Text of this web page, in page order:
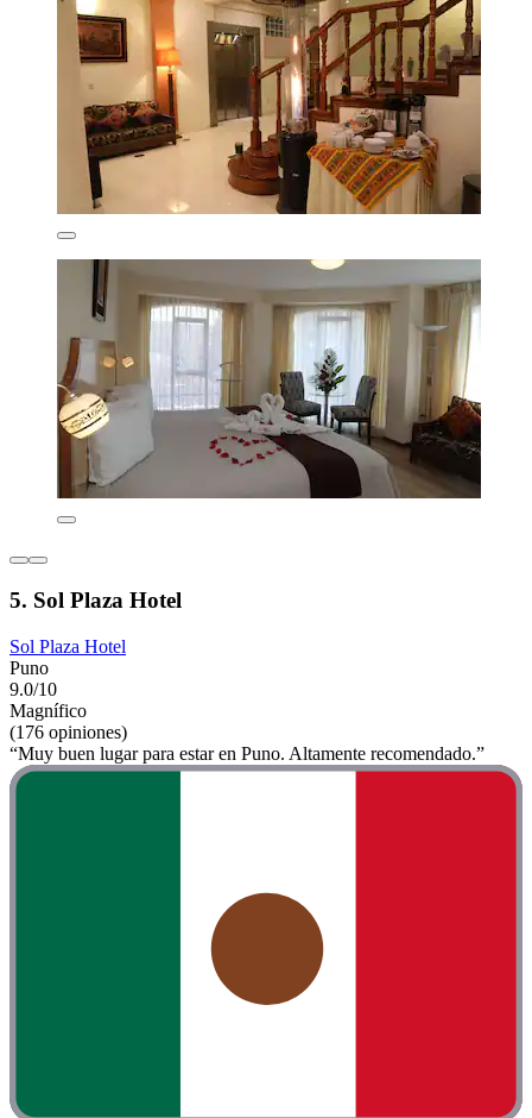
5. Sol Plaza Hotel
Sol Plaza Hotel
Puno
9.0/10
Magnífico
(176 opiniones)
“Muy buen lugar para estar en Puno. Altamente recomendado.”